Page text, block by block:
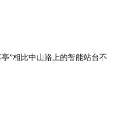
”相比中山路上的智能站台不